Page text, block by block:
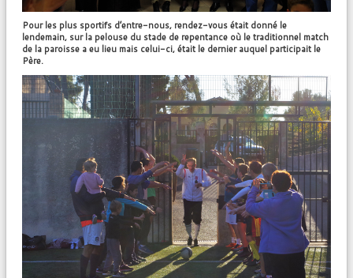
Pour les plus sportifs d’entre-nous, rendez-vous était donné le
lendemain, sur la pelouse du stade de repentance où le traditionnel match
de la paroisse a eu lieu mais celui-ci, était le dernier auquel participait le
Père.